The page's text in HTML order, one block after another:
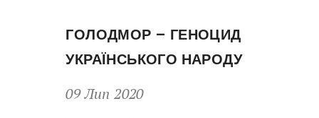
ГОЛОДМОР – ГЕНОЦИД
УКРАЇНСЬКОГО НАРОДУ
09 Лип 2020